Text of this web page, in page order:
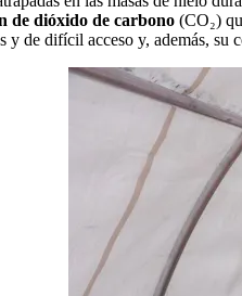
de dióxido de carbono (CO₂)
y de difícil acceso y, además, su